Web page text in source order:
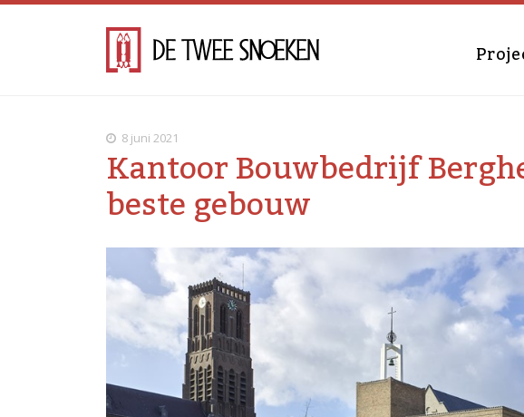
8 juni 2021
Kantoor Bouwbedrijf
beste gebouw